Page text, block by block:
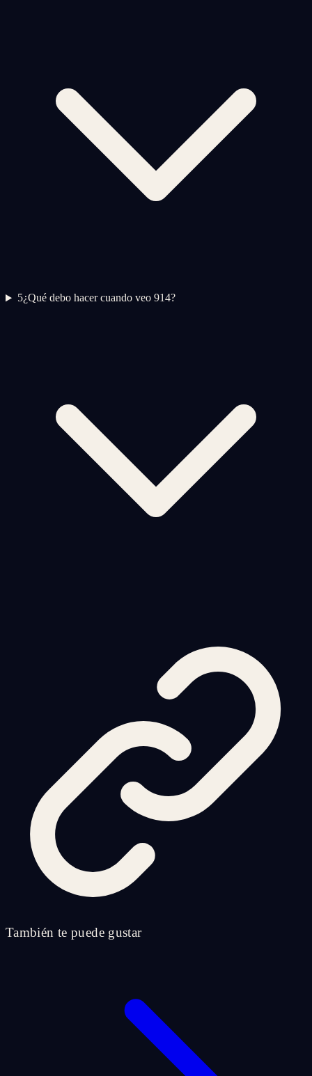
5¿Qué debo hacer cuando veo 914?
También te puede gustar